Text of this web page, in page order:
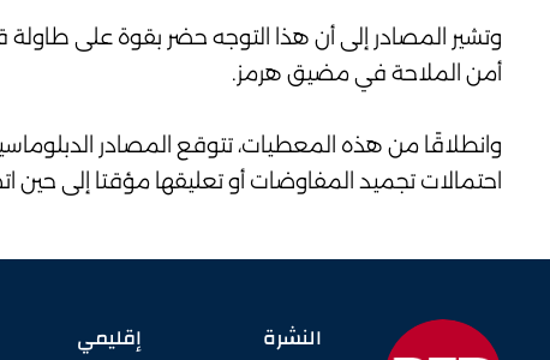
وتشير المصادر إلى أن هذا التوجه حضر بقوة على
أمن الملاحة في مضيق هرمز.
وانطلاقًا من هذه المعطيات، تتوقع المصادر
احتمالات تجميد المفاوضات أو تعليقها مؤقتا إلى حين
النشرة إقليمي